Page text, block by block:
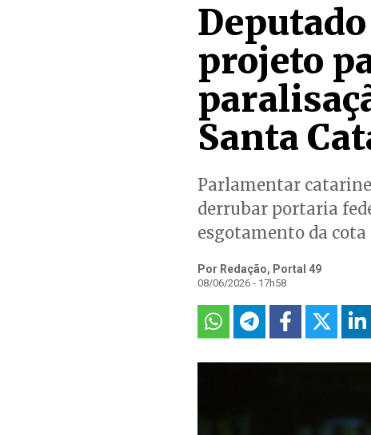
projeto
Santa
Parlamentar
derrubar portaria
esgotamento da
Por Redação, Portal 49
08/06/2026 - 17h58